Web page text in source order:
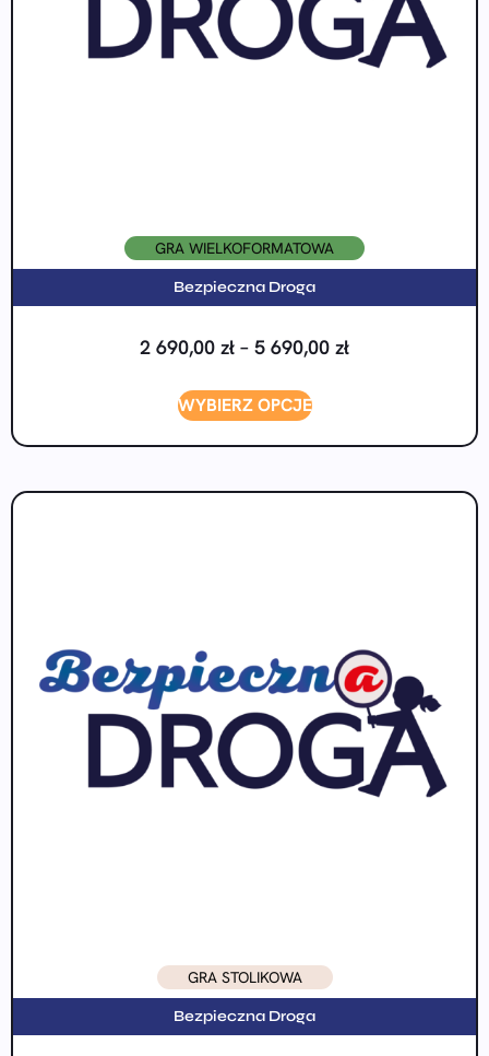
GRA WIELKOFORMATOWA
Bezpieczna Droga
2 690,00 zł – 5 690,00 zł
WYBIERZ OPCJE
GRA STOLIKOWA
Bezpieczna Droga